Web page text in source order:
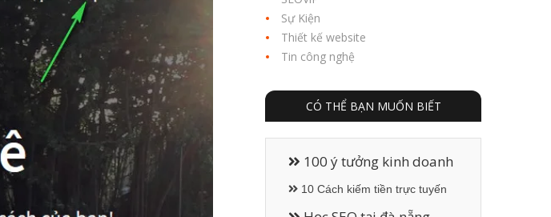
Sự Kiện
Thiết kế website
Tin công nghệ
CÓ THỂ BẠN MUỐN BIẾT
100 ý tưởng kinh doanh
10 Cách kiếm tiền trực tuyến